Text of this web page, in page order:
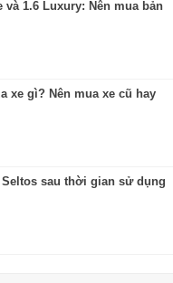
và 1.6 Luxury: Nên mua bản
xe gì? Nên mua xe cũ hay
sau thời gian sử dụng